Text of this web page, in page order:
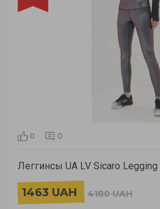
0 0
Леггинсы UA LV Sicaro Legging
1463 UAH 4180 UAH